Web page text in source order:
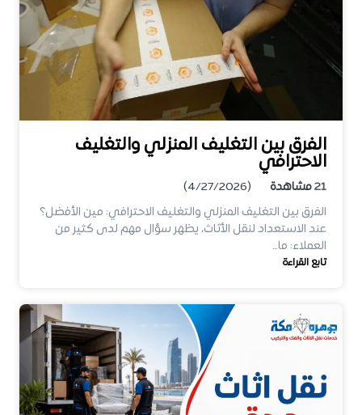
الفرق بين التغليف المنزلي والتغليف
الاحترافي
21مشاهدة
(4/27/2026)
الفرق بين التغليف المنزلي والتغليف الاحترافي: مين الأفضل؟
عند الاستعداد لنقل الأثاث، يظهر سؤال مهم لدى كثير من
العملاء: ما…
تابع القراءة